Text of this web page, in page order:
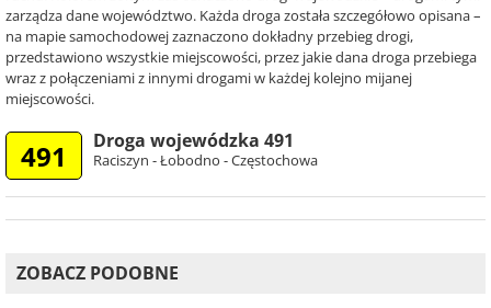
zarządza dane województwo. Każda droga została szczegółowo opisana –
na mapie samochodowej zaznaczono dokładny przebieg drogi,
przedstawiono wszystkie miejscowości, przez jakie dana droga przebiega
wraz z połączeniami z innymi drogami w każdej kolejno mijanej
miejscowości.
491 Droga wojewódzka 491
Raciszyn - Łobodno - Częstochowa
ZOBACZ PODOBNE